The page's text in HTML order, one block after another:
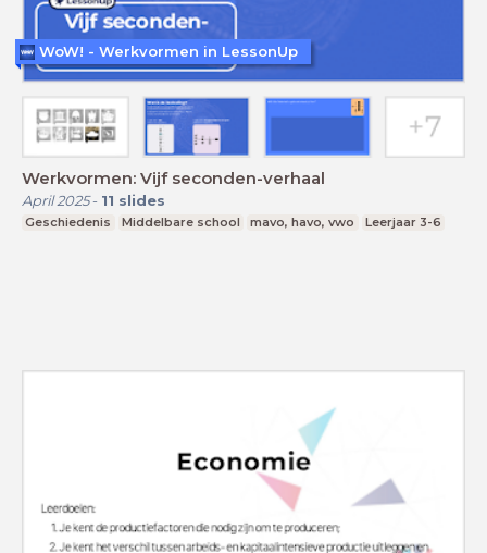
Werkvormen: Vijf seconden-verhaal
April 2025- 11 slides
Geschiedenis Middelbare school mavo, havo, vwo Leerjaar 3-6
WoW! - Werkvormen in LessonUp